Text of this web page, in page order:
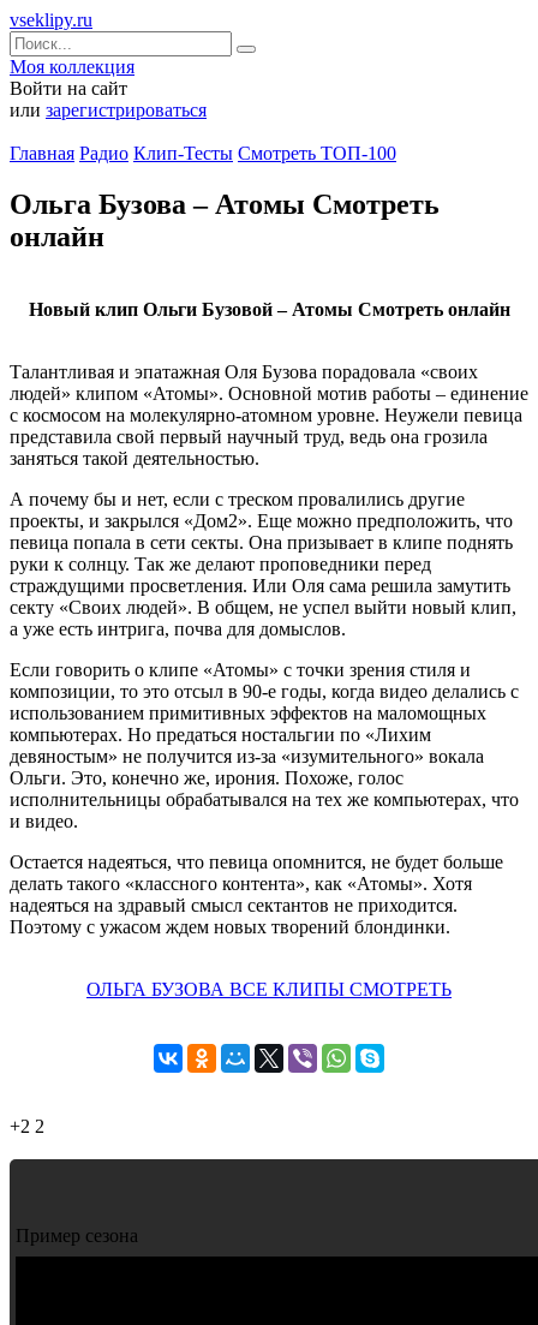
vseklipy.ru
Моя коллекция
Войти на сайт
или зарегистрироваться
Главная Радио Клип-Тесты Смотреть ТОП-100
Ольга Бузова – Атомы Смотреть
онлайн
Новый клип Ольги Бузовой – Атомы Смотреть онлайн
Талантливая и эпатажная Оля Бузова порадовала «своих
людей» клипом «Атомы». Основной мотив работы – единение
с космосом на молекулярно-атомном уровне. Неужели певица
представила свой первый научный труд, ведь она грозила
заняться такой деятельностью.
А почему бы и нет, если с треском провалились другие
проекты, и закрылся «Дом2». Еще можно предположить, что
певица попала в сети секты. Она призывает в клипе поднять
руки к солнцу. Так же делают проповедники перед
страждущими просветления. Или Оля сама решила замутить
секту «Своих людей». В общем, не успел выйти новый клип,
а уже есть интрига, почва для домыслов.
Если говорить о клипе «Атомы» с точки зрения стиля и
композиции, то это отсыл в 90-е годы, когда видео делались с
использованием примитивных эффектов на маломощных
компьютерах. Но предаться ностальгии по «Лихим
девяностым» не получится из-за «изумительного» вокала
Ольги. Это, конечно же, ирония. Похоже, голос
исполнительницы обрабатывался на тех же компьютерах, что
и видео.
Остается надеяться, что певица опомнится, не будет больше
делать такого «классного контента», как «Атомы». Хотя
надеяться на здравый смысл сектантов не приходится.
Поэтому с ужасом ждем новых творений блондинки.
ОЛЬГА БУЗОВА ВСЕ КЛИПЫ СМОТРЕТЬ
+2 2
Пример сезона